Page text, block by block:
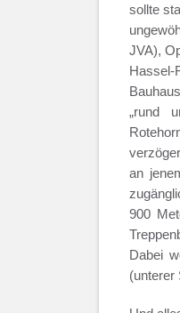
sollte
JVA),
Hassel-
„rund
an
900
Dabei
(unterer